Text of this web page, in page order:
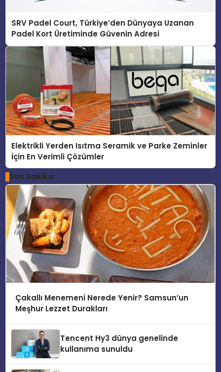
SRV Padel Court, Türkiye’den Dünyaya Uzanan
Padel Kort Üretiminde Güvenin Adresi
Elektrikli Yerden Isıtma Seramik ve Parke Zeminler
İçin En Verimli Çözümler
Son Dakika
Çakallı Menemeni Nerede Yenir? Samsun’un
Meşhur Lezzet Durakları
Tencent Hy3 dünya genelinde
kullanıma sunuldu